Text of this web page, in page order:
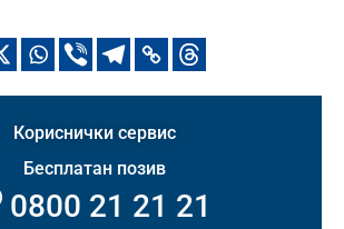
Кориснички сервис
Бесплатан позив
0800 21 21 21